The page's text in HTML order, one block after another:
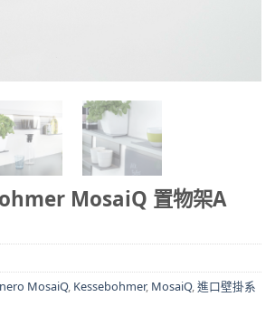
MosaiQ 置物架A
MosaiQ, Kessebohmer, MosaiQ,進口壁掛系